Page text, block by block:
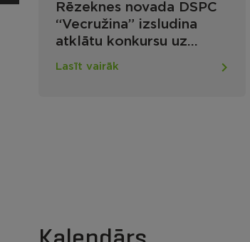
Rēzeknes novada DSPC
“Vecružina” izsludina
atklātu konkursu uz
vairākām vakancēm
Lasīt vairāk